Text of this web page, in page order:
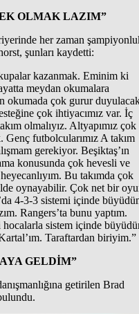
OLMAK LAZIM”
her zaman
şunları kaydetti:
kazanmak. Eminim ki
meydan okumalara
okumada çok gurur
çok ihtiyacımız var. İç
olmalıyız. Altyapımız çok
futbolcularımız A takım
gerekiyor. Beşiktaş’ın
konusunda çok hevesli ve
Bu takımda çok
oynayabilir. Çok net bir
4-3-3 sistemi içinde
Rangers’ta bunu yaptım.
hocalarla sistem içinde
Taraftardan biriyim.”
GELDİM”
getirilen Brad